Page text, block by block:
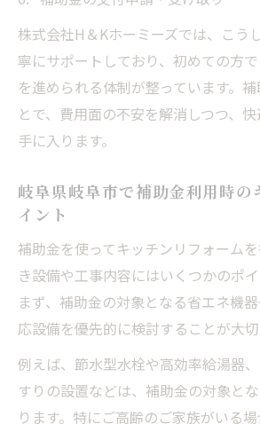
ポイント
効率的な補助金申請で岐阜の快
岐阜県岐阜市で補助金申請
る方法
のコツ
ガイド
リフォーム申請時に押さえ
ポイント
岐阜県岐阜市でスムーズに
の流れ
岐阜県のリフォーム費用最適化
岐阜県岐阜市で補助金を活
株式会社H＆Kホーミーズでは、こう
寧にサポートしており、初めての方
を進められる体制が整っています。
とで、費用面の不安を解消しつつ、
手に入ります。
岐阜県岐阜市で補助金利用時の
イント
補助金を使ってキッチンリフォーム
き設備や工事内容にはいくつかのポイ
まず、補助金の対象となる省エネ機
応設備を優先的に検討することが大切
例えば、節水型水栓や高効率給湯器
すりの設置などは、補助金の対象と
ります。特にご高齢のご家族がいる